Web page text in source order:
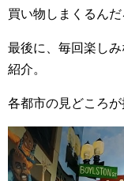
買い物しまくるんだ
最後に、毎回楽し
紹介。
各都市の見どころが